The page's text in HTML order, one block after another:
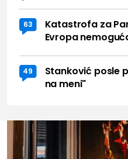
63
Katastrofa za
Evropa
49
Stanković posle
na meni"